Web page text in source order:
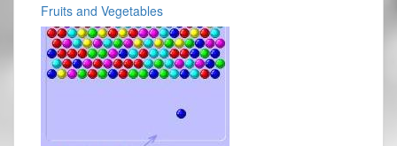
Fruits and Vegetables